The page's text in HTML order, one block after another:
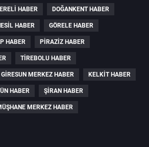
HABER DOĞANKENT HABER
HABER GÖRELE HABER
HABER PIRAZIZ HABER
TIREBOLU HABER
GIRESUN MERKEZ HABER KELKIT HABER
HABER ŞIRAN HABER
MERKEZ HABER